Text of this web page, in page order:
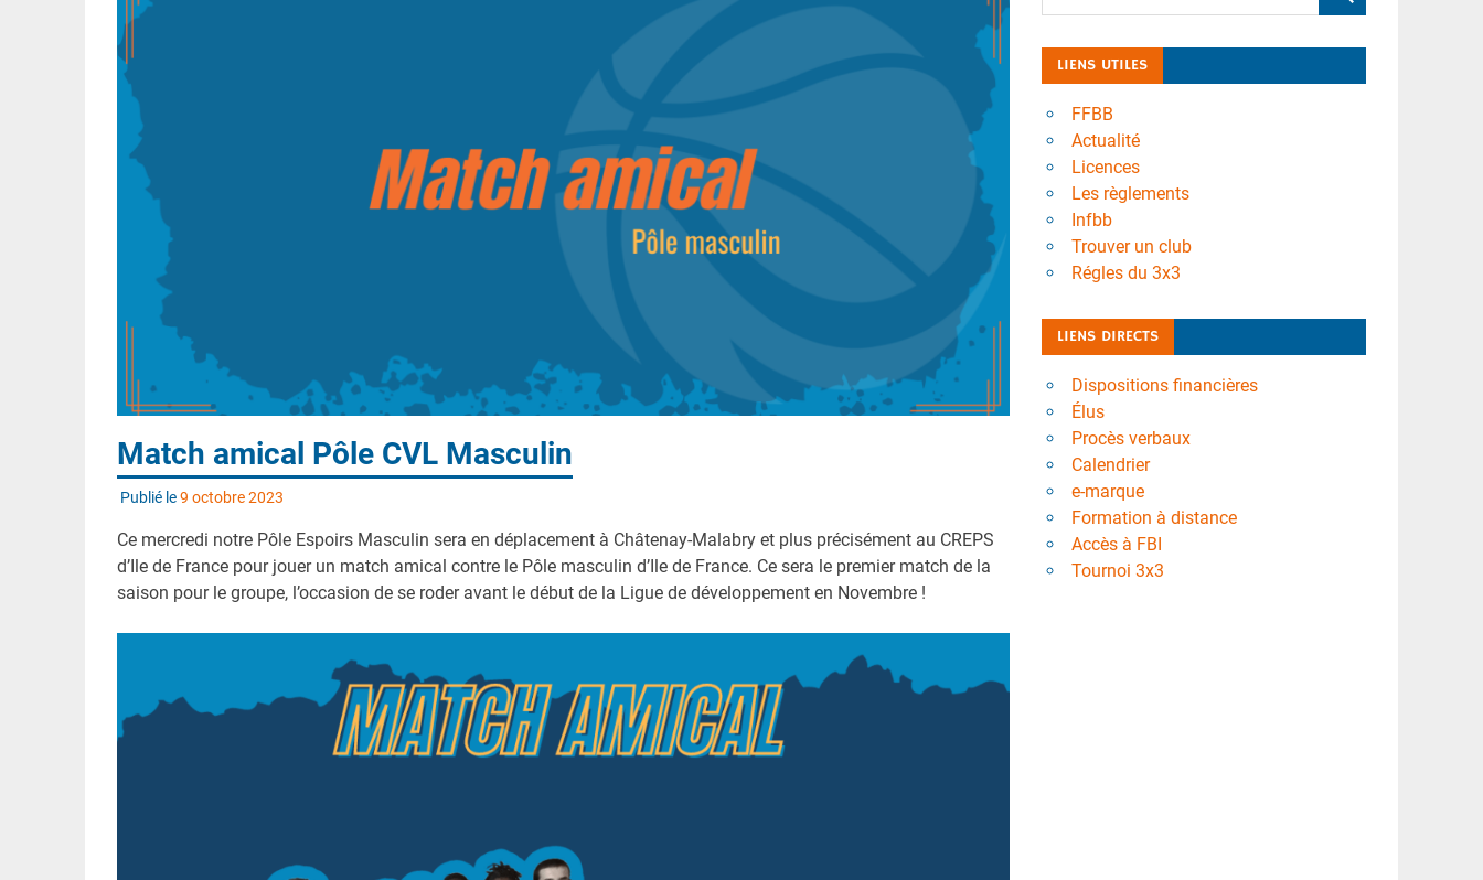
Match amical Pôle CVL Masculin
Publié le9 octobre 2023
Ce mercredi notre Pôle Espoirs Masculin sera en déplacement à Châtenay-Malabry et plus précisément au CREPS
d’Ile de France pour jouer un match amical contre le Pôle masculin d’Ile de France. Ce sera le premier match de la
saison pour le groupe, l’occasion de se roder avant le début de la Ligue de développement en Novembre !
LIENS UTILES
FFBB
Actualité
Licences
Les règlements
Infbb
Trouver un club
Régles du 3x3
LIENS DIRECTS
Dispositions financières
Élus
Procès verbaux
Calendrier
e-marque
Formation à distance
Accès à FBI
Tournoi 3x3